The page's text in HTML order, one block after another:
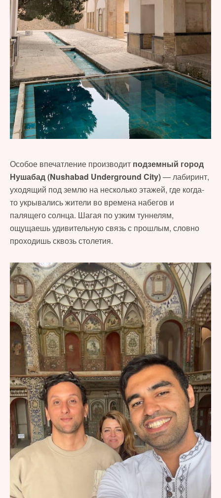
Особое впечатление производит подземный город
Нушабад (Nushabad Underground City)— лабиринт,
уходящий под землю на несколько этажей, где когда-
то укрывались жители во времена набегов и
палящего солнца. Шагая по узким туннелям,
ощущаешь удивительную связь с прошлым, словно
проходишь сквозь столетия.